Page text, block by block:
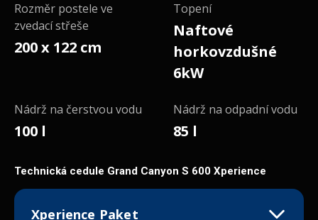
Technická cedule Grand Canyon S 600 Xperience
Xperience Paket
Rozměr postele ve
zvedací střeše
200 x 122 cm
Topení
Naftové
horkovzdušné
6kW
Nádrž na čerstvou vodu
100 l
Nádrž na odpadní vodu
85 l